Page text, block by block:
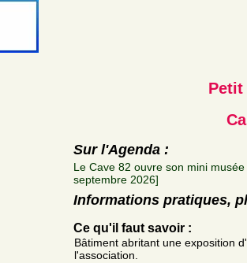
Petit
Sur l'Agenda :
Le Cave 82 ouvre son mini
septembre 2026]
Informations pratiques,
Ce qu'il faut savoir :
Bâtiment abritant une exposition
l'association.